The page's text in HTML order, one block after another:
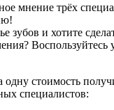
мнение трёх
зубов и хотите
Воспользуйтесь
стоимость
специалистов: